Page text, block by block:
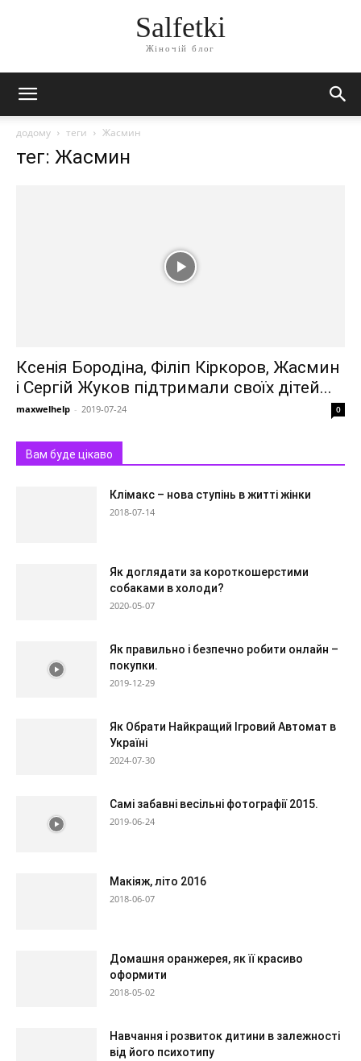
Salfetki
Жіночій блог
додому теги Жасмин
тег: Жасмин
Ксенія Бородіна, Філіп Кіркоров, Жасмин
і Сергій Жуков підтримали своїх дітей...
maxwelhelp - 2019-07-24 0
Вам буде цікаво
Клімакс – нова ступінь в житті жінки
2018-07-14
Як доглядати за короткошерстими
собаками в холоди?
2020-05-07
Як правильно і безпечно робити онлайн –
покупки.
2019-12-29
Як Обрати Найкращий Ігровий Автомат в
Україні
2024-07-30
Самі забавні весільні фотографії 2015.
2019-06-24
Макіяж, літо 2016
2018-06-07
Домашня оранжерея, як її красиво
оформити
2018-05-02
Навчання і розвиток дитини в залежності
від його психотипу